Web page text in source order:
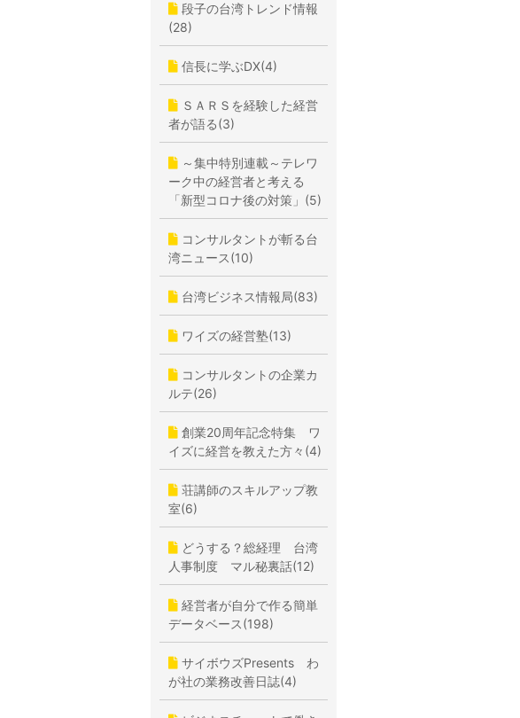
段子の台湾トレンド情報
(28)
信長に学ぶDX(4)
ＳＡＲＳを経験した経営
者が語る(3)
～集中特別連載～テレワ
ーク中の経営者と考える
「新型コロナ後の対策」(5)
コンサルタントが斬る台
湾ニュース(10)
台湾ビジネス情報局(83)
ワイズの経営塾(13)
コンサルタントの企業カ
ルテ(26)
創業20周年記念特集 ワ
イズに経営を教えた方々(4)
荘講師のスキルアップ教
室(6)
どうする？総経理 台湾
人事制度 マル秘裏話(12)
経営者が自分で作る簡単
データベース(198)
サイボウズPresents わ
が社の業務改善日誌(4)